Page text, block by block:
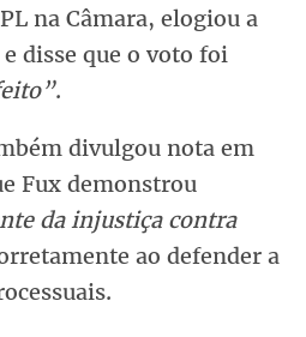
na Câmara, elogiou a
disse que o voto foi
.
divulgou nota em
Fux demonstrou
da injustiça contra
ao defender a